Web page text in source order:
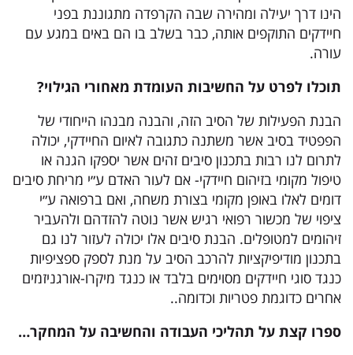
הינו דרך יעילה ומהירה שבה הקרפדה מתגוננת בפני
חיידקים התוקפים אותה, כבר בשלב בו הם באים במגע עם
עורה.
תוכלו לפרט על החשיבות העומדת מאחורי הגילוי?
הבנת הפעילות של הסיב הזה, והבנה מבנהו הייחודי של
הפפטיד בסיב אשר משתנה כתגובה לאיום החיידקי, יכולה
לתרום לנו רבות בתכנון סיבים זהים אשר יספקו הגנה או
טיפול מקומי בזיהום חיידקי- אם לעור האדם ע״י מריחת סיבים
דומים לאלו באופן מקומי בצורת משחה, ואם ברפואה ע״י
ציפוי של מכשור רפואי רגיש אשר נוטה להזדהם ולהעביר
זיהומים למטופלים. הבנת סיבים אלו יכולה לעזור לנו גם
בתכנון מודיפיקציות להרכב הסיב על מנת לספק ספציפיות
כנגד סוגי חיידקים מסוימים בלבד או כנגד מיקרו-אורגניזמים
אחרים כדוגמת פטריות וכדומה..
ספרו קצת על תהליכי העבודה והחשיבה על המחקר…